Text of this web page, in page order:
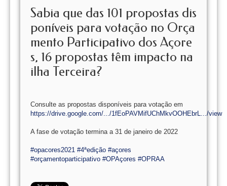
Sabia que das 101 propostas dis
poníveis para votação no Orça
mento Participativo dos Açore
s, 16 propostas têm impacto na
ilha Terceira?
Consulte as propostas disponíveis para votação em
https://drive.google.com/.../1fEoPAVMifUChMkvOOHEbrL.../view
A fase de votação termina a 31 de janeiro de 2022
#opacores2021 #4ªedição #açores
#orçamentoparticipativo #OPAçores #OPRAA